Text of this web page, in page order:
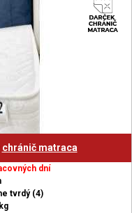
chránič matraca
dní
tvrdý (4)